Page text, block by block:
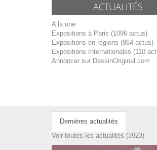
ACTUALITÉS
A la une
Expositions à Paris (1096 actus)
Expositions en régions (864 actus)
Expositions Internationales (110
Annoncer sur DessinOriginal.com
Dernières actualités
Voir toutes les actualités (3923)